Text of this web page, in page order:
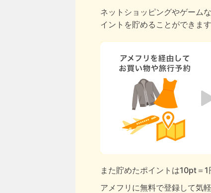
ネットショッピングやゲーム
イントを貯めることができます
また貯めたポイントは10pt＝
アメフリに無料で登録して気